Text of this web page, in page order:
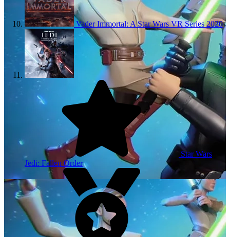
Vader Immortal: A Star Wars VR Series2020
Star Wars
Jedi: Fallen Order